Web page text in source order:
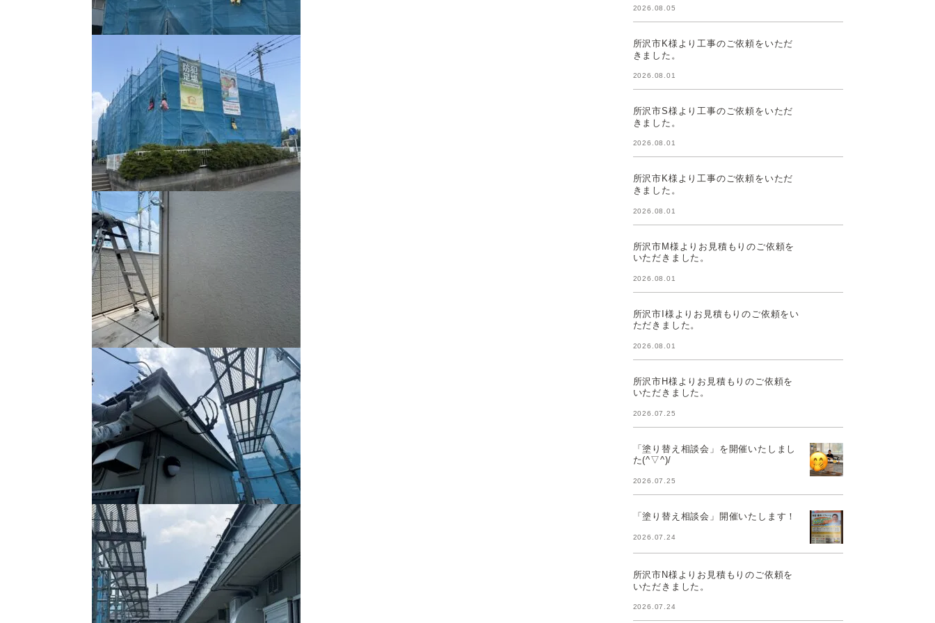
2026.08.05
所沢市K様より工事のご依頼をいただ
きました。
2026.08.01
所沢市S様より工事のご依頼をいただ
きました。
2026.08.01
所沢市K様より工事のご依頼をいただ
きました。
2026.08.01
所沢市M様よりお見積もりのご依頼を
いただきました。
2026.08.01
所沢市I様よりお見積もりのご依頼をい
ただきました。
2026.08.01
所沢市H様よりお見積もりのご依頼を
いただきました。
2026.07.25
「塗り替え相談会」を開催いたしまし
た(^▽^)/
2026.07.25
「塗り替え相談会」開催いたします！
2026.07.24
所沢市N様よりお見積もりのご依頼を
いただきました。
2026.07.24